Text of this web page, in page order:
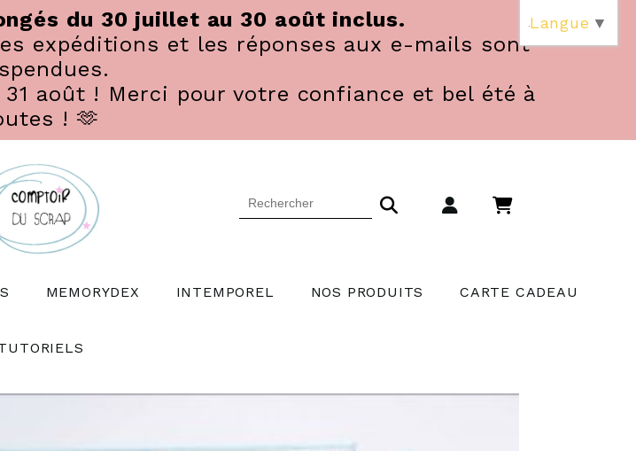
du 30 juillet au 30 août inclus.
expéditions et les réponses aux e-mails sont
août ! Merci pour votre confiance et bel été à
! 🫶
MEMORYDEX INTEMPOREL NOS PRODUITS CARTE CADEAU
Langue ▼